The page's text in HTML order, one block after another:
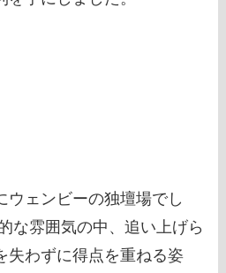
ウェンビーの独壇場でし
な雰囲気の中、追い上げら
失わずに得点を重ねる姿